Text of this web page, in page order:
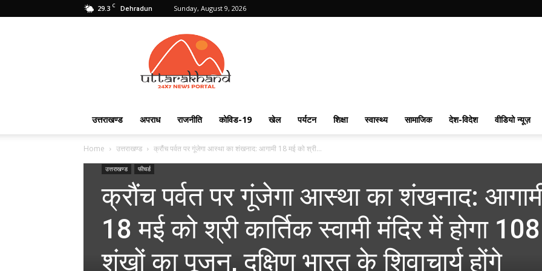
29.3 C Dehradun Sunday, August 9, 2026
Uttarakhand
24X7
उत्तराखण्ड अपराध राजनीति कोविड-19 खेल पर्यटन शिक्षा स्वास्थ्य सामाजिक देश-विदेश वीडियो न्यूज़
Home उत्तराखण्ड क्रौंच पर्वत पर गूंजेगा आस्था का शंखनाद: आगामी 18 मई को श्री...
उत्तराखण्ड फीचर्ड
क्रौंच पर्वत पर गूंजेगा आस्था का शंखनाद:
18 मई को श्री कार्तिक स्वामी मंदिर में होगा 108
शंखों का पूजन, दक्षिण भारत के शिवाचार्य होंगे